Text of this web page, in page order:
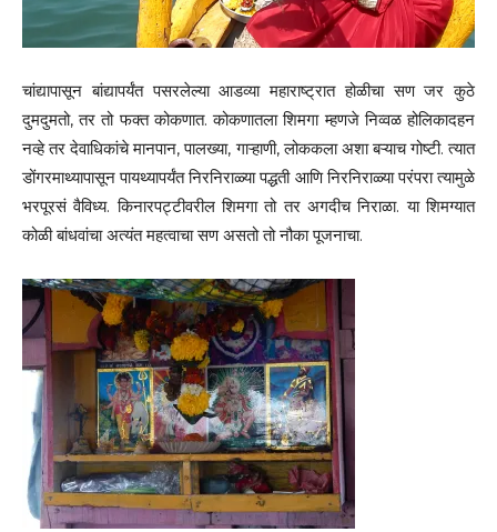
चांद्यापासून बांद्यापर्यंत पसरलेल्या आडव्या महाराष्ट्रात होळीचा सण जर कुठे
दुमदुमतो, तर तो फक्त कोकणात. कोकणातला शिमगा म्हणजे निव्वळ होलिकादहन
नव्हे तर देवाधिकांचे मानपान, पालख्या, गाऱ्हाणी, लोककला अशा बऱ्याच गोष्टी. त्यात
डोंगरमाथ्यापासून पायथ्यापर्यंत निरनिराळ्या पद्धती आणि निरनिराळ्या परंपरा त्यामुळे
भरपूरसं वैविध्य. किनारपट्टीवरील शिमगा तो तर अगदीच निराळा. या शिमग्यात
कोळी बांधवांचा अत्यंत महत्वाचा सण असतो तो नौका पूजनाचा.